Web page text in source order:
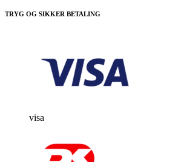
TRYG OG SIKKER BETALING
visa